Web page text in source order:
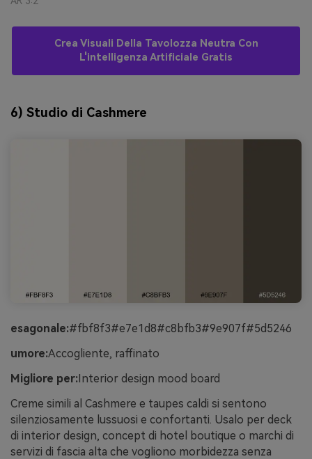
Crea Visuali Della Tavolozza Neutra Con
L'intelligenza Artificiale Gratis
6) Studio di Cashmere
esagonale:#fbf8f3#e7e1d8#c8bfb3#9e907f#5d5246
umore:Accogliente, raffinato
Migliore per:Interior design mood board
Creme simili al Cashmere e taupes caldi si sentono
silenziosamente lussuosi e confortanti. Usalo per deck
di interior design, concept di hotel boutique o marchi di
servizi di fascia alta che vogliono morbidezza senza